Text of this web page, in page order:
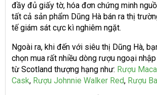
đầy đủ giấy tờ, hóa đơn chứng minh
tất cả sản phẩm Dũng Hà bán ra thị
tế giám sát cực kì nghiêm ngặt.
Ngoài ra, khi đến với siêu thị Dũng Hà,
chọn mua rất nhiều dòng rượu ngoại
từ Scotland thượng hạng như: Rượu
Cask, Rượu Johnnie Walker Red, Rượu